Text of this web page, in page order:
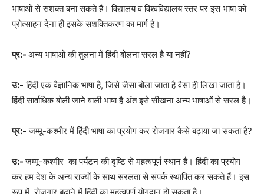
भाषाओं से सशक्त बना सकते हैं। विद्यालय व विश्वविद्यालय स्तर पर इस भाषा को
प्रोत्साहन देना ही इसके सशक्तिकरण का मार्ग है।
प्र:- अन्य भाषाओं की तुलना में हिंदी बोलना सरल है या नहीं?
उ:- हिंदी एक वैज्ञानिक भाषा है, जिसे जैसा बोला जाता है वैसा ही लिखा जाता है।
हिंदी सार्वाधिक बोली जाने वाली भाषा है अंत इसे सीखना अन्य भाषाओं से सरल है।
प्र:- जम्मू-कश्मीर में हिंदी भाषा का प्रयोग कर रोजगार कैसे बढ़ाया जा सकता है?
उ:-जम्मू-कश्मीर का पर्यटन की दृष्टि से महत्वपूर्ण स्थान है। हिंदी का प्रयोग
कर हम देश के अन्य राज्यों के साथ सरलता से संपर्क स्थापित कर सकते हैं। इस